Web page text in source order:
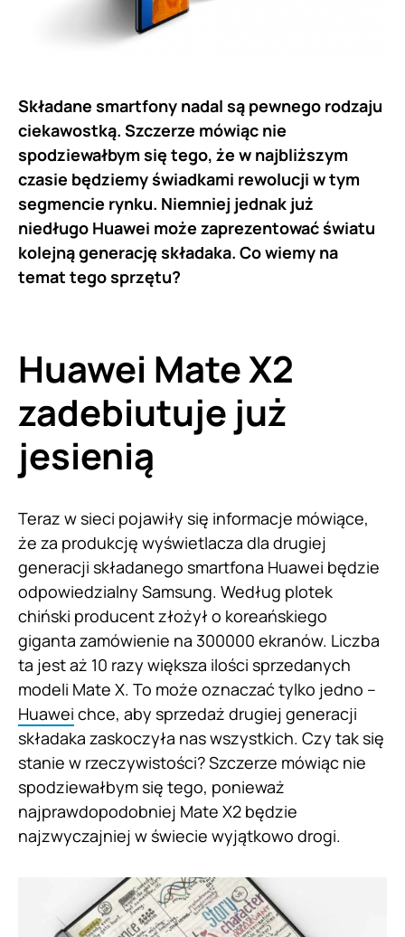
Składane smartfony nadal są pewnego rodzaju
ciekawostką. Szczerze mówiąc nie
spodziewałbym się tego, że w najbliższym
czasie będziemy świadkami rewolucji w tym
segmencie rynku. Niemniej jednak już
niedługo Huawei może zaprezentować światu
kolejną generację składaka. Co wiemy na
temat tego sprzętu?
Huawei Mate X2
zadebiutuje już
jesienią
Teraz w sieci pojawiły się informacje mówiące,
że za produkcję wyświetlacza dla drugiej
generacji składanego smartfona Huawei będzie
odpowiedzialny Samsung. Według plotek
chiński producent złożył o koreańskiego
giganta zamówienie na 300000 ekranów. Liczba
ta jest aż 10 razy większa ilości sprzedanych
modeli Mate X. To może oznaczać tylko jedno –
Huawei chce, aby sprzedaż drugiej generacji
składaka zaskoczyła nas wszystkich. Czy tak się
stanie w rzeczywistości? Szczerze mówiąc nie
spodziewałbym się tego, ponieważ
najprawdopodobniej Mate X2 będzie
najzwyczajniej w świecie wyjątkowo drogi.